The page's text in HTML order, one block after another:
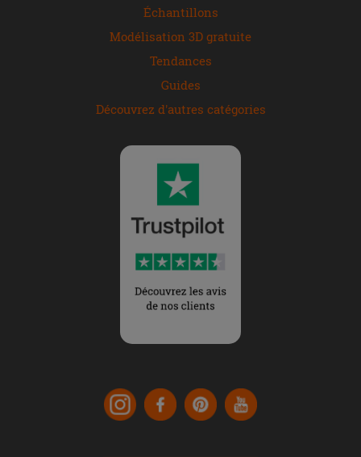
Échantillons
Modélisation 3D gratuite
Tendances
Guides
Découvrez d'autres catégories